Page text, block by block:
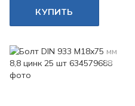
КУПИТЬ